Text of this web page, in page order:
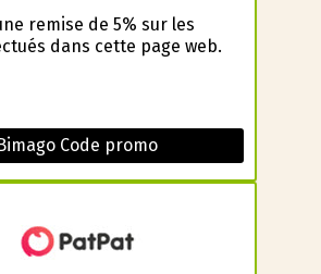
remise de 5% sur les
dans cette page web.
Bimago Code promo